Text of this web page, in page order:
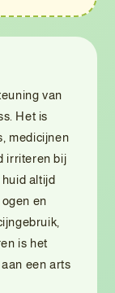
van
Het is
medicijnen
irriteren bij
altijd
en
is het
een arts